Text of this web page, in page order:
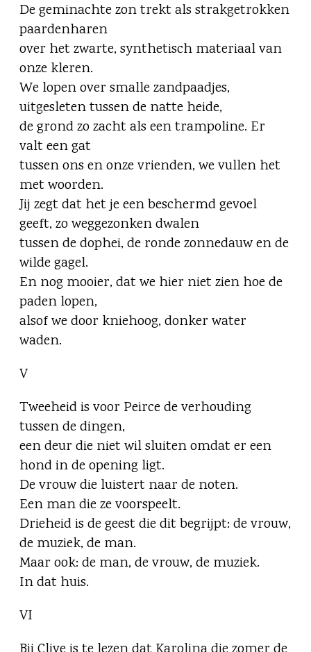
De geminachte zon trekt als strakgetrokken
paardenharen
over het zwarte, synthetisch materiaal van
onze kleren.
We lopen over smalle zandpaadjes,
uitgesleten tussen de natte heide,
de grond zo zacht als een trampoline. Er
valt een gat
tussen ons en onze vrienden, we vullen het
met woorden.
Jij zegt dat het je een beschermd gevoel
geeft, zo weggezonken dwalen
tussen de dophei, de ronde zonnedauw en de
wilde gagel.
En nog mooier, dat we hier niet zien hoe de
paden lopen,
alsof we door kniehoog, donker water
waden.
V
Tweeheid is voor Peirce de verhouding
tussen de dingen,
een deur die niet wil sluiten omdat er een
hond in de opening ligt.
De vrouw die luistert naar de noten.
Een man die ze voorspeelt.
Drieheid is de geest die dit begrijpt: de vrouw,
de muziek, de man.
Maar ook: de man, de vrouw, de muziek.
In dat huis.
VI